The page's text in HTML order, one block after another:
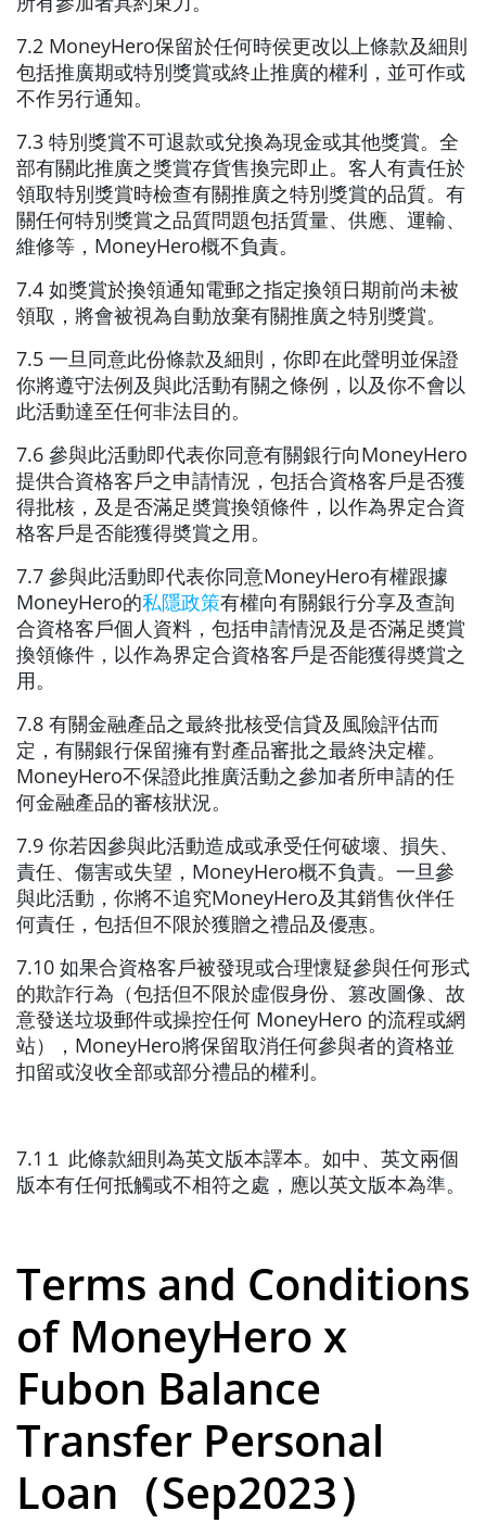
7.2 MoneyHero保留於任何時侯更改以上條款及細則
包括推廣期或特別獎賞或終止推廣的權利，並可作或
不作另行通知。
7.3 特別獎賞不可退款或兌換為現金或其他獎賞。全
部有關此推廣之獎賞存貨售換完即止。客人有責任於
領取特別獎賞時檢查有關推廣之特別獎賞的品質。有
關任何特別獎賞之品質問題包括質量、供應、運輸、
維修等，MoneyHero概不負責。
7.4 如獎賞於換領通知電郵之指定換領日期前尚未被
領取，將會被視為自動放棄有關推廣之特別獎賞。
7.5 一旦同意此份條款及細則，你即在此聲明並保證
你將遵守法例及與此活動有關之條例，以及你不會以
此活動達至任何非法目的。
7.6 參與此活動即代表你同意有關銀行向MoneyHero
提供合資格客戶之申請情況，包括合資格客戶是否獲
得批核，及是否滿足奬賞換領條件，以作為界定合資
格客戶是否能獲得奬賞之用。
7.7 參與此活動即代表你同意MoneyHero有權跟據
MoneyHero的私隱政策有權向有關銀行分享及查詢
合資格客戶個人資料，包括申請情況及是否滿足奬賞
換領條件，以作為界定合資格客戶是否能獲得奬賞之
用。
7.8 有關金融產品之最終批核受信貸及風險評估而
定，有關銀行保留擁有對產品審批之最終決定權。
MoneyHero不保證此推廣活動之參加者所申請的任
何金融產品的審核狀況。
7.9 你若因參與此活動造成或承受任何破壞、損失、
責任、傷害或失望，MoneyHero概不負責。一旦參
與此活動，你將不追究MoneyHero及其銷售伙伴任
何責任，包括但不限於獲贈之禮品及優惠。
7.10 如果合資格客戶被發現或合理懷疑參與任何形式
的欺詐行為（包括但不限於虛假身份、篡改圖像、故
意發送垃圾郵件或操控任何 MoneyHero 的流程或網
站），MoneyHero將保留取消任何參與者的資格並
扣留或沒收全部或部分禮品的權利。
7.1１ 此條款細則為英文版本譯本。如中、英文兩個
版本有任何抵觸或不相符之處，應以英文版本為準。
Terms and Conditions
of MoneyHero x
Fubon Balance
Transfer Personal
Loan（Sep2023）